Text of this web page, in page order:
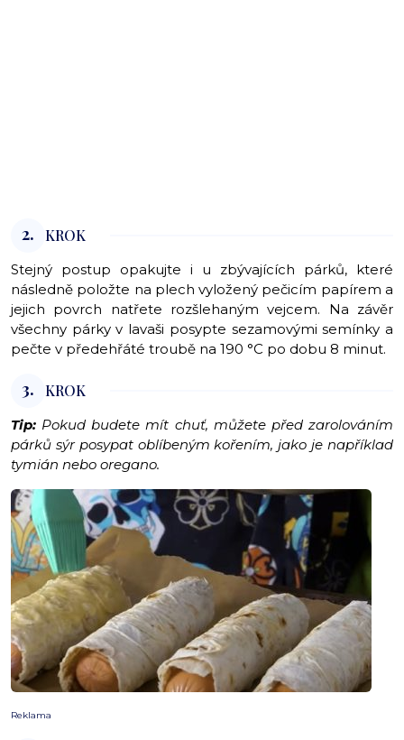
2. KROK
Stejný postup opakujte i u zbývajících párků, které
následně položte na plech vyložený pečicím papírem a
jejich povrch natřete rozšlehaným vejcem. Na závěr
všechny párky v lavaši posypte sezamovými semínky a
pečte v předehřáté troubě na 190 °C po dobu 8 minut.
3. KROK
Tip: Pokud budete mít chuť, můžete před zarolováním
párků sýr posypat oblíbeným kořením, jako je například
tymián nebo oregano.
Reklama